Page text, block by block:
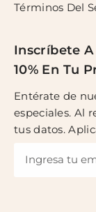
Términos Del
Inscríbete
10% En Tu
Entérate de
especiales. Al
tus datos.